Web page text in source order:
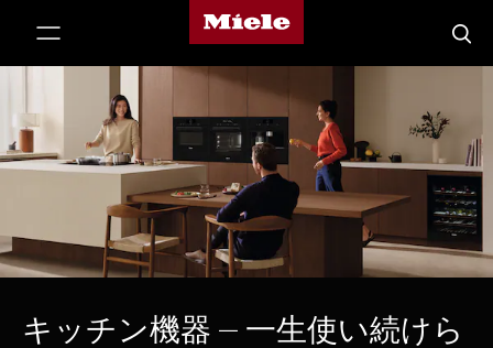
Mieleのホームページ
検索
キッチン機器 – 一生使い続けら